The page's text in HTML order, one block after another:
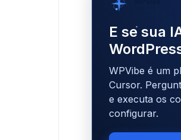
E se sua
WPVibe é um
Cursor.
e executa os
configurar.